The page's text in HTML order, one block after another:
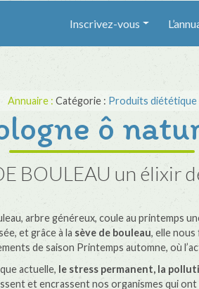
Inscrivez-vous
Annuaire : Catégorie : Produits diététique
ô
BOULEAU un élixir
arbre généreux, coule au printemps
et grâce à la sève de bouleau, elle
de saison Printemps automne, où
actuelle, le stress permanent, la
et encrassent nos organismes qui